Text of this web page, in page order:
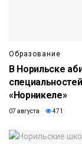
Образование
В Норильске
«Норникеле»
07 августа 471